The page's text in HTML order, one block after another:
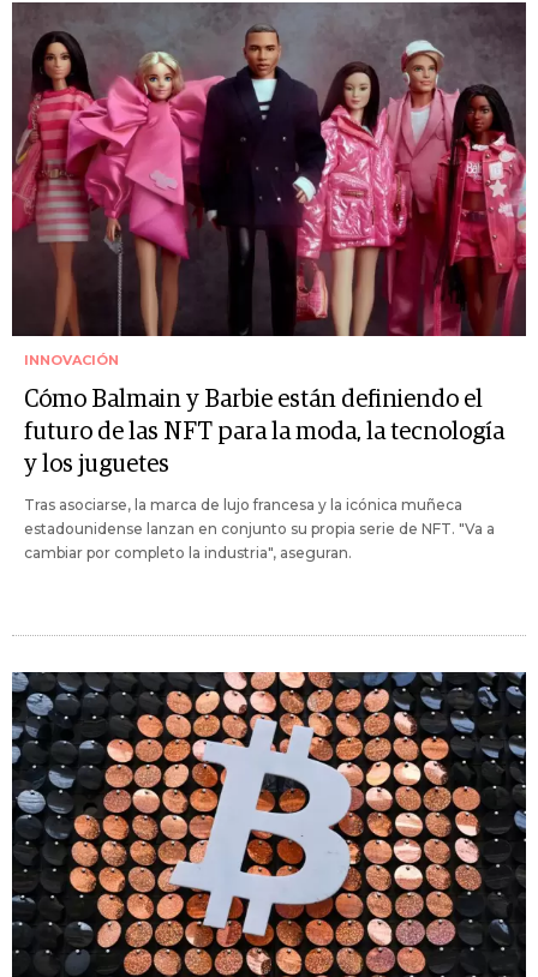
INNOVACIÓN
Cómo Balmain y Barbie están definiendo el
futuro de las NFT para la moda, la tecnología
y los juguetes
Tras asociarse, la marca de lujo francesa y la icónica muñeca
estadounidense lanzan en conjunto su propia serie de NFT. "Va a
cambiar por completo la industria", aseguran.